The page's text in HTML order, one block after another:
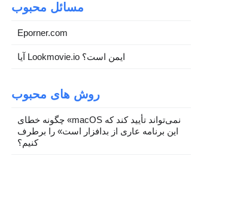
مسائل محبوب
Eporner.com
آیا Lookmovie.io ایمن است؟
روش های محبوب
چگونه خطای «macOS نمی‌تواند تأیید کند که
این برنامه عاری از بدافزار است» را برطرف
کنیم؟